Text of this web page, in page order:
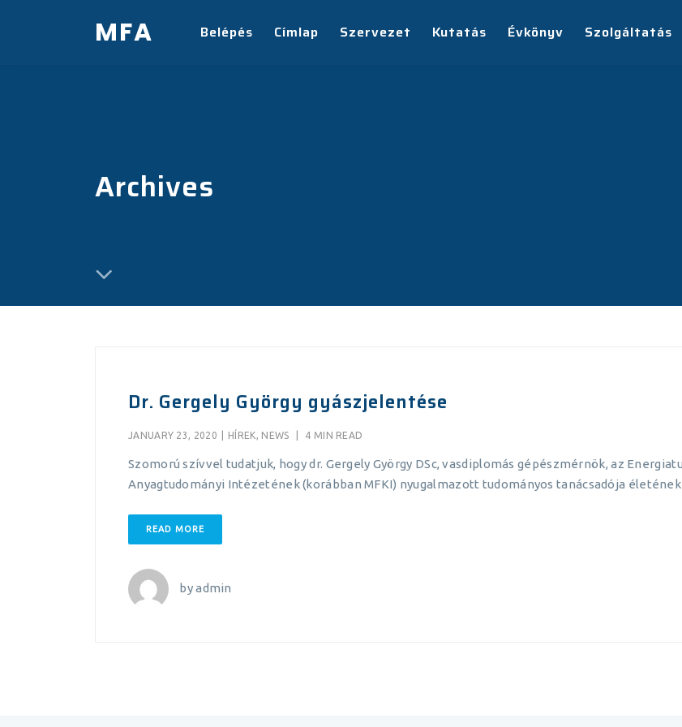
MFA Belépés Címlap Szervezet Kutatás Évkönyv Szolgáltatás
Archives
Dr. Gergely György gyászjelentése
JANUARY 23, 2020 HÍREK, NEWS 4 MIN READ
Szomorú szívvel tudatjuk, hogy dr. Gergely György DSc, vasdiplomás gépészmérnök, az
Anyagtudományi Intézetének (korábban MFKI) nyugalmazott tudományos tanácsadója
READ MORE
byadmin